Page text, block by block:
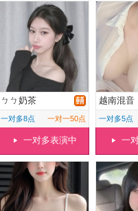
ㄅㄅ奶茶
一对多8点 一对一50点
一对多表演中
越南混音
一对多5点
一